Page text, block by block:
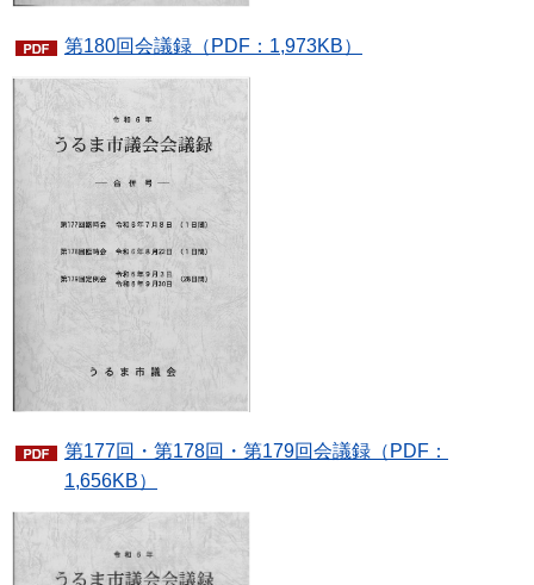
第180回会議録（PDF：1,973KB）
第177回・第178回・第179回会議録（PDF：
1,656KB）